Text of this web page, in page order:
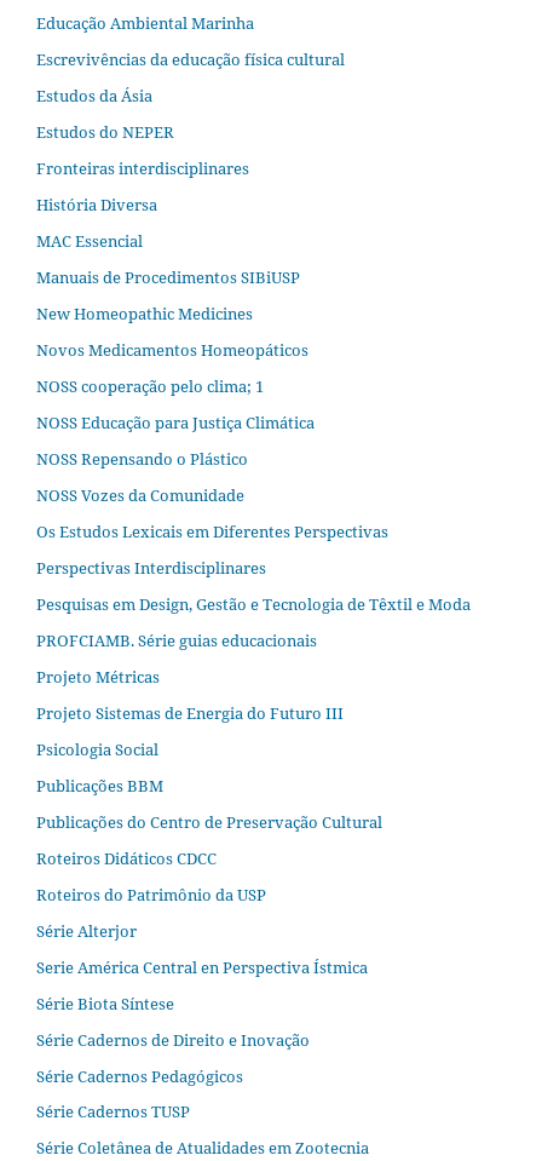
Educação Ambiental Marinha
Escrevivências da educação física cultural
Estudos da Ásia​
Estudos do NEPER
Fronteiras interdisciplinares
História Diversa
MAC Essencial
Manuais de Procedimentos SIBiUSP
New Homeopathic Medicines
Novos Medicamentos Homeopáticos
NOSS cooperação pelo clima; 1
NOSS Educação para Justiça Climática
NOSS Repensando o Plástico
NOSS Vozes da Comunidade
Os Estudos Lexicais em Diferentes Perspectivas
Perspectivas Interdisciplinares
Pesquisas em Design, Gestão e Tecnologia de Têxtil e Moda
PROFCIAMB. Série guias educacionais
Projeto Métricas
Projeto Sistemas de Energia do Futuro III
Psicologia Social
Publicações BBM
Publicações do Centro de Preservação Cultural
Roteiros Didáticos CDCC
Roteiros do Patrimônio da USP
Série Alterjor
Serie América Central en Perspectiva Ístmica
Série Biota Síntese
Série Cadernos de Direito e Inovação
Série Cadernos Pedagógicos
Série Cadernos TUSP
Série Coletânea de Atualidades em Zootecnia